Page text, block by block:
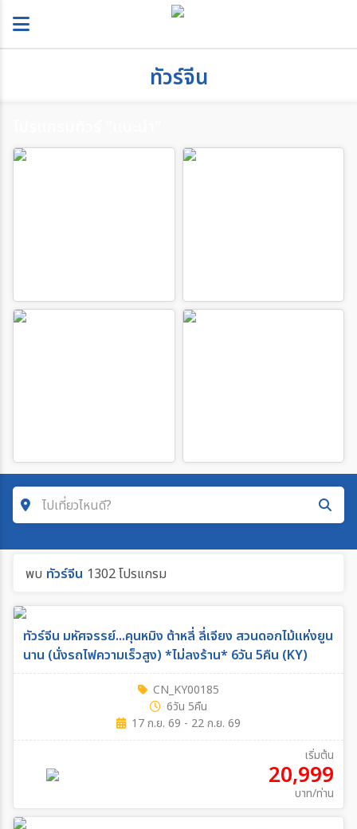
ทัวร์จีน
ไปเที่ยวไหนดี?
คำค้นหา
ค้นหาประเทศ
พบ ทัวร์จีน 1302 โปรแกรม
ทัวร์จีน มหัศจรรย์...คุนหมิง ต้าหลี่ ลี่เจียง สวนดอกไม้แห่งยูน
นาน (นั่งรถไฟความเร็วสูง) *ไม่ลงร้าน* 6วัน 5คืน (KY)
CN_KY00185
6วัน 5คืน
17 ก.ย. 69 - 22 ก.ย. 69
เริ่มต้น
20,999
บาท/ท่าน